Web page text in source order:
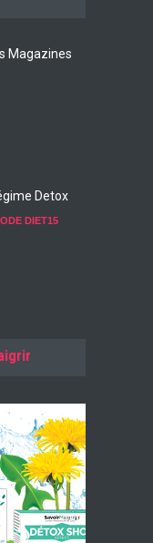
Magazines
Detox
DIET15
KONJ10
Minceur